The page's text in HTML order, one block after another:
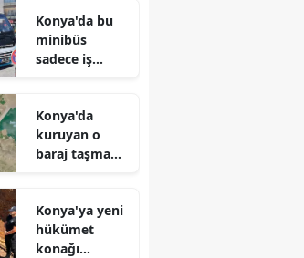
Konya'da bu
minibüs
sadece iş
Konya'da
kuruyan o
baraj taşma
Konya'ya yeni
hükümet
konağı